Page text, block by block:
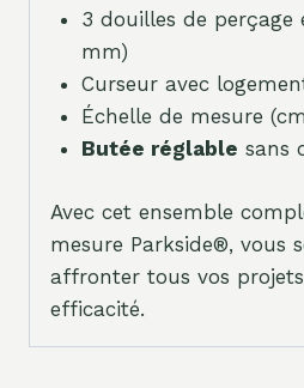
3 douilles de perçage
mm)
Curseur avec
Échelle de mesure
Butée réglable sans
Avec cet ensemble
mesure Parkside®, vous
affronter tous vos
efficacité.